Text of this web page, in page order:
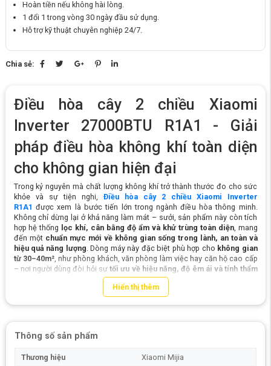
Hoàn tiền nếu không hài lòng.
1 đổi 1 trong vòng 30 ngày đầu sử dụng.
Hỗ trợ kỹ thuật chuyên nghiệp 24/7.
Chia sẻ:
Điều hòa cây 2 chiều Xiaomi
Inverter 27000BTU R1A1 - Giải
pháp điều hòa không khí toàn diện
cho không gian hiện đại
Trong kỷ nguyên mà chất lượng không khí trở thành thước đo cho sức
khỏe và sự tiện nghi, Điều hòa cây 2 chiều Xiaomi Inverter
R1A1 được xem là bước tiến lớn trong ngành điều hòa thông minh.
Không chỉ dừng lại ở khả năng làm mát – sưởi, sản phẩm này còn tích
hợp hệ thống lọc khí, cân bằng độ ẩm và khử trùng toàn diện, mang
đến một chuẩn mực mới về không gian sống trong lành, an toàn và
hiệu quả năng lượng. Dòng máy này đặc biệt phù hợp cho không gian
từ 30–40m², như phòng khách, văn phòng làm việc hay căn hộ cao cấp
– nơi người dùng đòi hỏi sựtối ưu về hiệu năng, độ êm ái và tính thẩm
Hiển thị thêm
Thông số sản phẩm
Thương hiệu
Xiaomi Mijia